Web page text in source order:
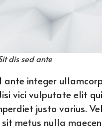
dis sed ante
ante integer
vici vulputate elit
justo varius. Vel
metus nulla